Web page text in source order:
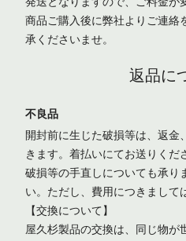
商品ご購入後に弊社よりご連絡
承くださいませ。
返品に
不良品
開封前に生じた破損等は、返金
きます。着払いにてお送りくだ
破損等の手直しについても承り
い。ただし、費用につきまして
【交換について】
屋久杉製品の交換は、同じ物が